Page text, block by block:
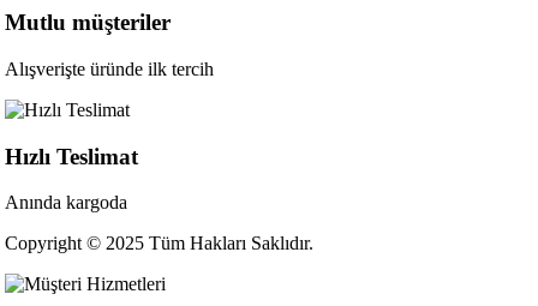
Mutlu müşteriler
Alışverişte üründe ilk tercih
Hızlı Teslimat
Anında kargoda
Copyright © 2025 Tüm Hakları Saklıdır.